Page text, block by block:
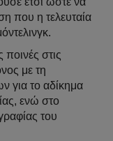
που η τελευταία
στις
με τη
για το αδίκημα
ενώ στο
του